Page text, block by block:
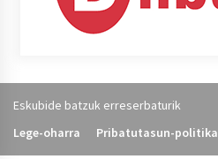
Eskubide batzuk erreserbaturik
Lege-oharra
Pribatutasun-politika